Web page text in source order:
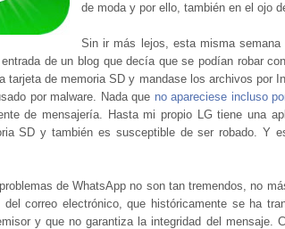
de moda y por ello, también en el ojo
Sin ir más lejos, esta misma
de un blog que decía que se podían robar
tarjeta de memoria SD y mandase los archivos por
por malware. Nada que no apareciese incluso
de mensajería. Hasta mi propio LG tiene una
SD y también es susceptible de ser robado. Y
de WhatsApp no son tan tremendos, no
correo electrónico, que históricamente se ha
y que no garantiza la integridad del mensaje.